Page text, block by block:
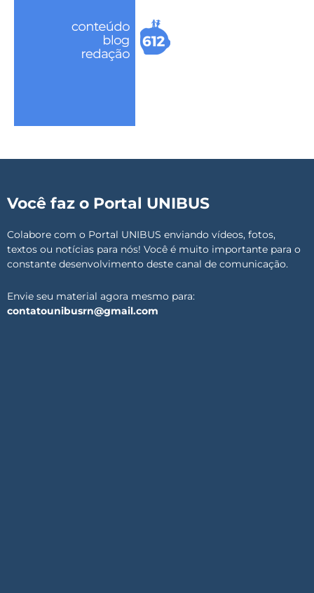
Você faz o Portal UNIBUS
Colabore com o Portal UNIBUS enviando vídeos, fotos,
textos ou notícias para nós! Você é muito importante para o
constante desenvolvimento deste canal de comunicação.
Envie seu material agora mesmo para:
contatounibusrn@gmail.com